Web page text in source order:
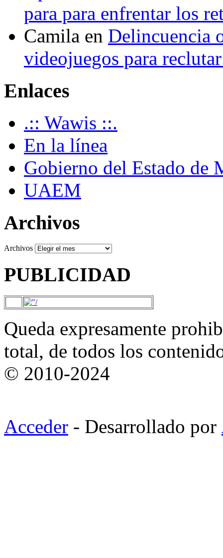
para para enfrentar los
Camila en Delincuencia
videojuegos para
Enlaces
.:: Wawis ::.
En la línea
Gobierno del Estado de
UAEM
Archivos
Archivos
PUBLICIDAD
Queda expresamente
total, de todos los
© 2010-2024
Acceder - Desarrollado por